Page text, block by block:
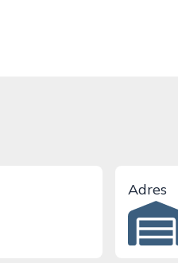
Adres